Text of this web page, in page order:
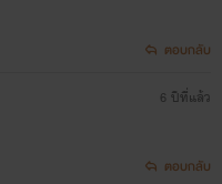
ตอบกลับ
6 ปีที่แล้ว
ตอบกลับ